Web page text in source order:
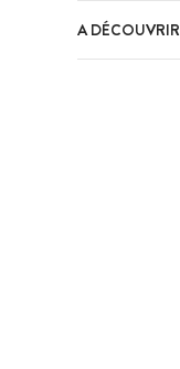
A DÉCOUVRIR